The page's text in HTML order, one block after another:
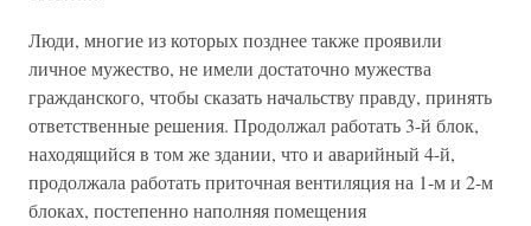
Люди, многие из которых позднее также проявили
личное мужество, не имели достаточно мужества
гражданского, чтобы сказать начальству правду, принять
ответственные решения. Продолжал работать 3-й блок,
находящийся в том же здании, что и аварийный 4-й,
продолжала работать приточная вентиляция на 1-м и 2-м
блоках, постепенно наполняя помещения